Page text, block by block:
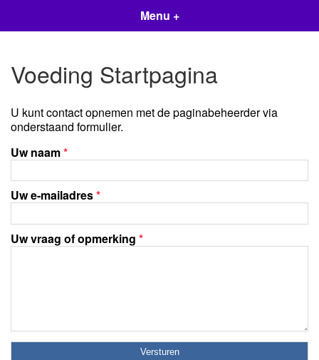
Menu +
Voeding Startpagina
U kunt contact opnemen met de paginabeheerder via
onderstaand formulier.
Uw naam*
Uw e-mailadres*
Uw vraag of opmerking *